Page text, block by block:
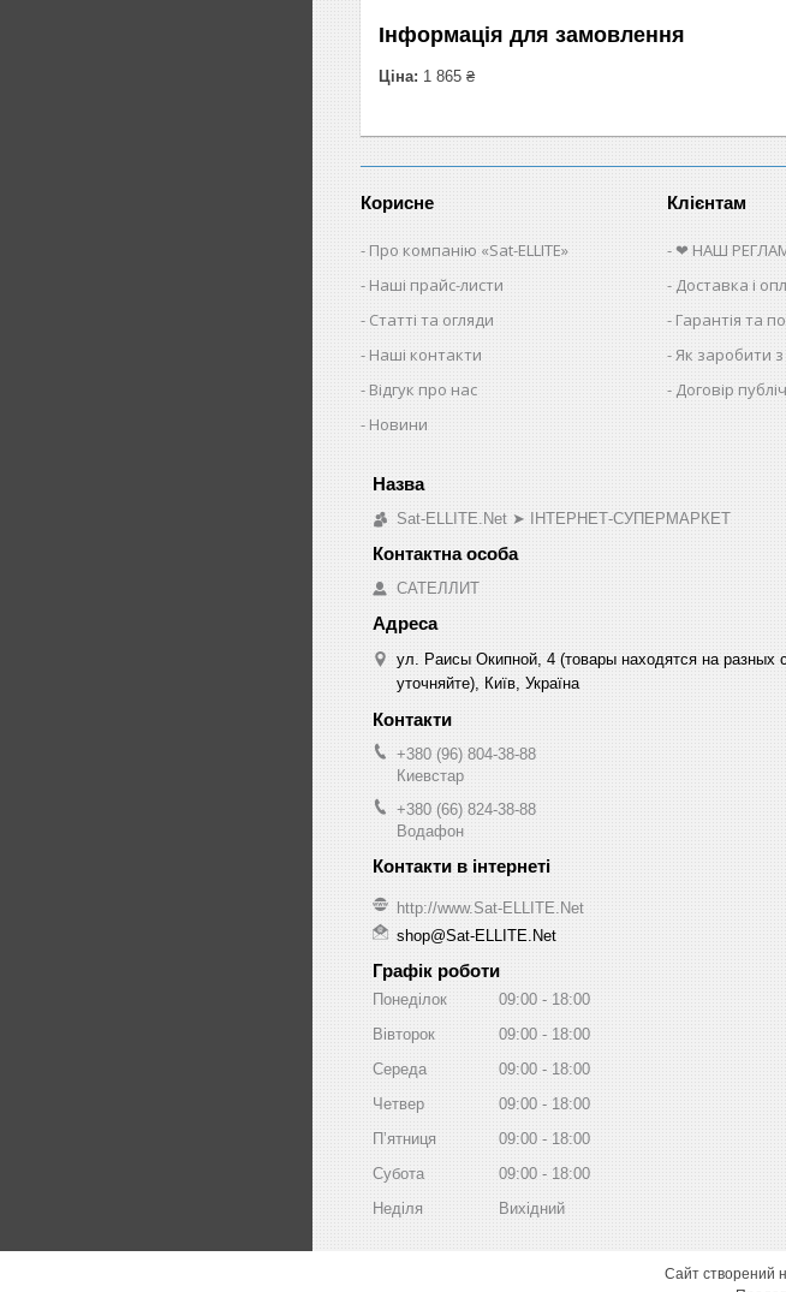
Інформація для замовлення
Ціна: 1 865 ₴
Корисне
Про компанію «Sat-ELLITE»
Наші прайс-листи
Статті та огляди
Наші контакти
Відгук про нас
Новини
Клієнтам
❤ НАШ
Доставка і
Гарантія та
Як заробити
Договір
Sat-ELLITE.Net ➤ ІНТЕРНЕТ-СУПЕРМАРКЕТ
САТЕЛЛИТ
ул. Раисы Окипной, 4 (товары находятся на разных
уточняйте), Київ, Україна
+380 (96) 804-38-88
Киевстар
+380 (66) 824-38-88
Водафон
http://www.Sat-ELLITE.Net
shop@Sat-ELLITE.Net
Графік роботи
Понеділок 09:00
18:00
Вівторок
09:00
18:00
Середа
09:00
18:00
Четвер
09:00
18:00
Пʼятниця
09:00
18:00
Субота
09:00
18:00
Неділя
Вихідний
Сайт створений